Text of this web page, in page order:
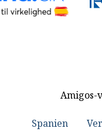
Amigos-
Spanien